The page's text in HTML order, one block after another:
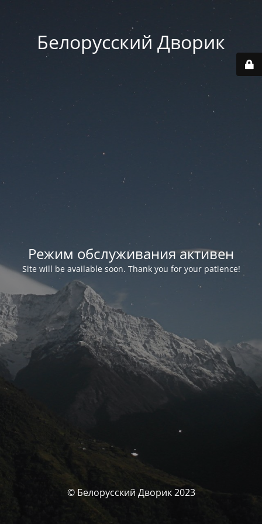
Белорусский Дворик
Режим обслуживания активен
Site will be available soon. Thank you for your patience!
© Белорусский Дворик 2023